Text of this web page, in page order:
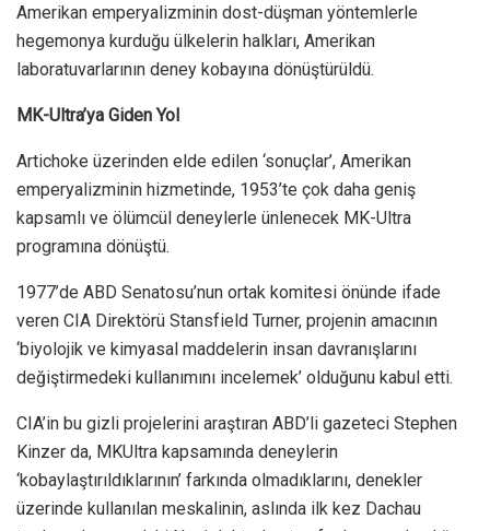
Amerikan emperyalizminin dost-düşman yöntemlerle
hegemonya kurduğu ülkelerin halkları, Amerikan
laboratuvarlarının deney kobayına dönüştürüldü.
MK-Ultra’ya Giden Yol
Artichoke üzerinden elde edilen ‘sonuçlar’, Amerikan
emperyalizminin hizmetinde, 1953’te çok daha geniş
kapsamlı ve ölümcül deneylerle ünlenecek MK-Ultra
programına dönüştü.
1977’de ABD Senatosu’nun ortak komitesi önünde ifade
veren CIA Direktörü Stansfield Turner, projenin amacının
‘biyolojik ve kimyasal maddelerin insan davranışlarını
değiştirmedeki kullanımını incelemek’ olduğunu kabul etti.
CIA’in bu gizli projelerini araştıran ABD’li gazeteci Stephen
Kinzer da, MKUltra kapsamında deneylerin
‘kobaylaştırıldıklarının’ farkında olmadıklarını, denekler
üzerinde kullanılan meskalinin, aslında ilk kez Dachau